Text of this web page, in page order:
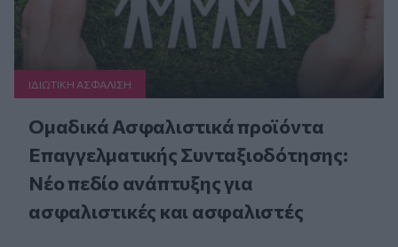
ΙΔΙΩΤΙΚΗ ΑΣΦAΛΙΣΗ
Ομαδικά Ασφαλιστικά προϊόντα
Επαγγελματικής Συνταξιοδότησης:
Νέο πεδίο ανάπτυξης για
ασφαλιστικές και ασφαλιστές